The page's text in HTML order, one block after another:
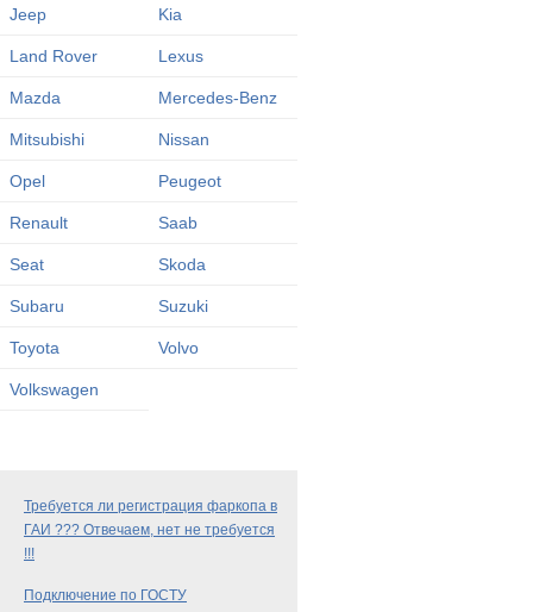
Jeep Kia
Land Rover Lexus
Mazda Mercedes-Benz
Mitsubishi Nissan
Opel Peugeot
Renault Saab
Seat Skoda
Subaru Suzuki
Toyota Volvo
Volkswagen
Требуется ли регистрация фаркопа в
ГАИ ??? Отвечаем, нет не требуется
!!!
Подключение по ГОСТУ